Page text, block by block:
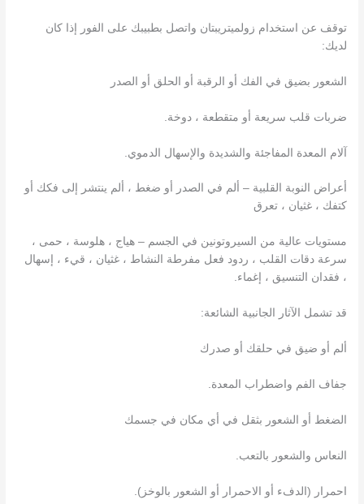
توقف عن استخدام زولميتريبتان واتصل بطبيبك على الفور إذا كان
لديك:
الشعور بضيق في الفك أو الرقبة أو الحلق أو الصدر
ضربات قلب سريعة أو متقطعة ، دوخة.
آلام المعدة المفاجئة والشديدة والإسهال الدموي.
أعراض النوبة القلبية – ألم في الصدر أو ضغط ، ألم ينتشر إلى فكك أو
كتفك ، غثيان ، تعرق
مستويات عالية من السيروتونين في الجسم – هياج ، هلوسة ، حمى ،
سرعة دقات القلب ، ردود فعل مفرطة النشاط ، غثيان ، قيء ، إسهال
، فقدان التنسيق ، إغماء.
قد تشمل الآثار الجانبية الشائعة:
ألم أو ضيق في حلقك أو صدرك
جفاف الفم واضطراب المعدة.
الضغط أو الشعور بثقل في أي مكان في جسمك
النعاس والشعور بالتعب.
احمرار (الدفء أو الاحمرار أو الشعور بالوخز).